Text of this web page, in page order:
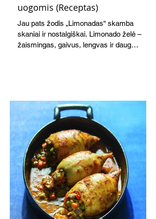
uogomis (Receptas)
Jau pats žodis „Limonadas“ skamba
skaniai ir nostalgiškai. Limonado želė –
žaismingas, gaivus, lengvas ir daug